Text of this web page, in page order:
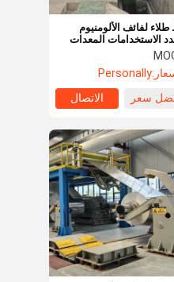
لفائف الألومنيوم
الاستخدامات المعدات
Personally
سعر
الاتصال